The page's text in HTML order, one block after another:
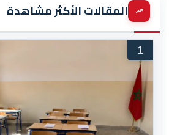
المقالات الأكثر مشاهدة
1